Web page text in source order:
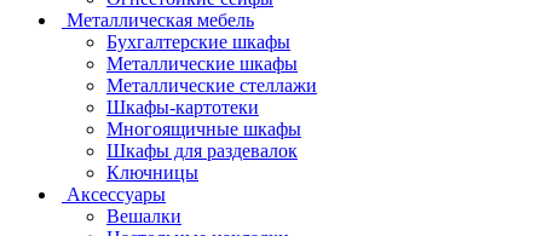
Металлическая мебель
Бухгалтерские шкафы
Металлические шкафы
Металлические стеллажи
Шкафы-картотеки
Многоящичные шкафы
Шкафы для раздевалок
Ключницы
Аксессуары
Вешалки